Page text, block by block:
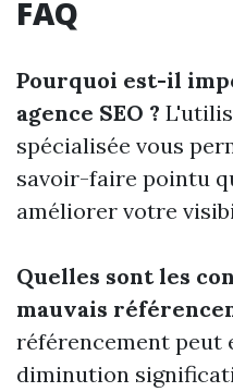
FAQ
Pourquoi est-il
agence SEO ?
spécialisée vous
savoir-faire pointu
améliorer votre
Quelles sont les
mauvais
référencement peut
diminution